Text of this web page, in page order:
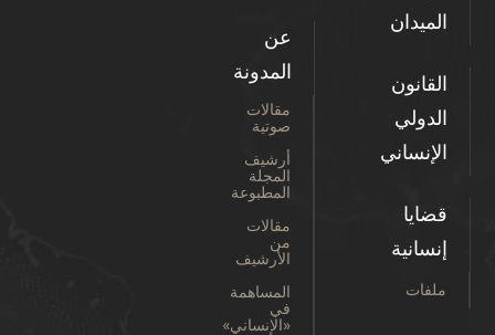
الميدان
القانون
الدولي
الإنساني
قضايا
إنسانية
ملفات
عن
المدونة
مقالات
صوتية
أرشيف
المجلة
المطبوعة
مقالات
من
الأرشيف
المساهمة
في
«الإنساني»